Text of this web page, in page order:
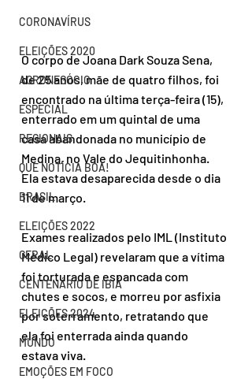
CORONAVÍRUS
ELEIÇÕES 2020
AGRONEGÓCIO
ESPECIAL
REGIONAIS
QUE NOTÍCIA BOA!
BRASIL
ELEIÇÕES 2022
GERAL
CENTENÁRIO DE IBIÁ
ELEIÇÕES 2024
MUNDO
EMOÇÕES EM FOCO
O corpo de Joana Dark Souza Sena,
de 25 anos, mãe de quatro filhos, foi
encontrado na última terça-feira (15),
enterrado em um quintal de uma
casa abandonada no município de
Medina, no Vale do Jequitinhonha.
Ela estava desaparecida desde o dia
11 de março.
Exames realizados pelo IML (Instituto
Médico Legal) revelaram que a vítima
foi torturada e espancada com
chutes e socos, e morreu por asfixia
por soterramento, retratando que
ela foi enterrada ainda quando
estava viva.